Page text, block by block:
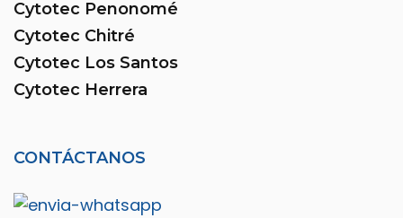
Cytotec Penonomé
Cytotec Chitré
Cytotec Los Santos
Cytotec Herrera
CONTÁCTANOS